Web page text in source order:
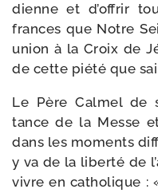
dienne et d’of­frir
frances que Notre
union à la Croix de
de cette pié­té que
Le Père Calmel de
tance de la Messe
dans les moments
y va de la liber­té de
vivre en catho­lique :